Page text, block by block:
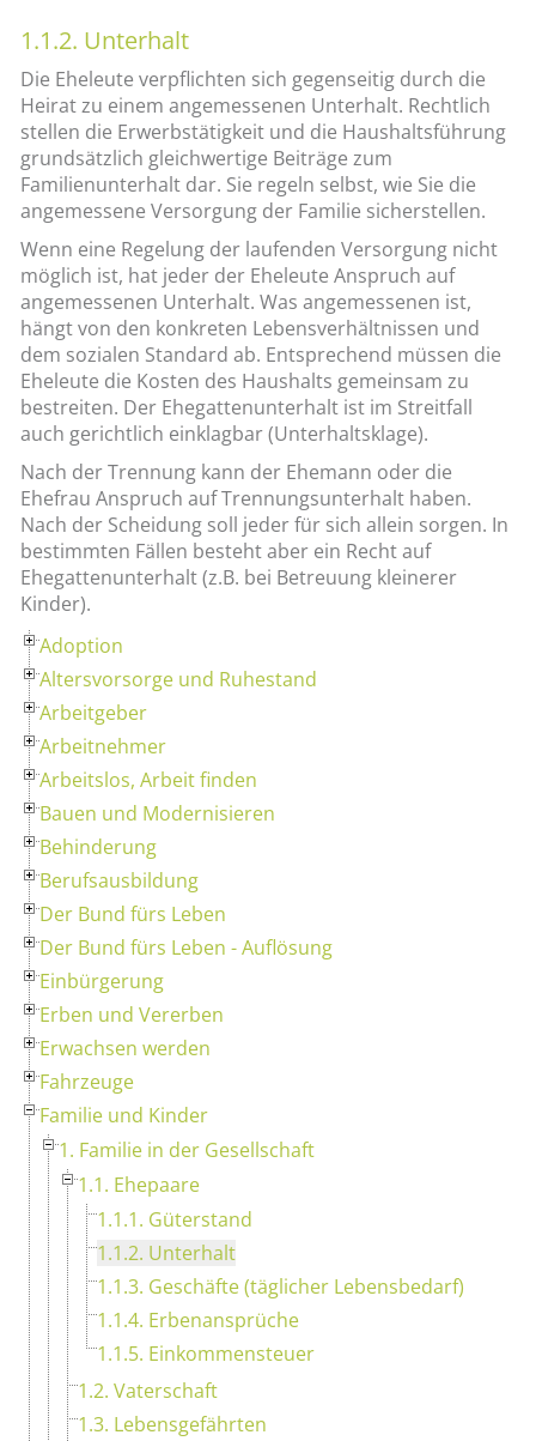
1.1.2. Unterhalt
Die Eheleute verpflichten sich gegenseitig durch die
Heirat zu einem angemessenen Unterhalt. Rechtlich
stellen die Erwerbstätigkeit und die Haushaltsführung
grundsätzlich gleichwertige Beiträge zum
Familienunterhalt dar. Sie regeln selbst, wie Sie die
angemessene Versorgung der Familie sicherstellen.
Wenn eine Regelung der laufenden Versorgung nicht
möglich ist, hat jeder der Eheleute Anspruch auf
angemessenen Unterhalt. Was angemessenen ist,
hängt von den konkreten Lebensverhältnissen und
dem sozialen Standard ab. Entsprechend müssen die
Eheleute die Kosten des Haushalts gemeinsam zu
bestreiten. Der Ehegattenunterhalt ist im Streitfall
auch gerichtlich einklagbar (Unterhaltsklage).
Nach der Trennung kann der Ehemann oder die
Ehefrau Anspruch auf Trennungsunterhalt haben.
Nach der Scheidung soll jeder für sich allein sorgen. In
bestimmten Fällen besteht aber ein Recht auf
Ehegattenunterhalt (z.B. bei Betreuung kleinerer
Kinder).
Adoption
Altersvorsorge und Ruhestand
Arbeitgeber
Arbeitnehmer
Arbeitslos, Arbeit finden
Bauen und Modernisieren
Behinderung
Berufsausbildung
Der Bund fürs Leben
Der Bund fürs Leben - Auflösung
Einbürgerung
Erben und Vererben
Erwachsen werden
Fahrzeuge
Familie und Kinder
1. Familie in der Gesellschaft
1.1. Ehepaare
1.1.1. Güterstand
1.1.2. Unterhalt
1.1.3. Geschäfte (täglicher Lebensbedarf)
1.1.4. Erbenansprüche
1.1.5. Einkommensteuer
1.2. Vaterschaft
1.3. Lebensgefährten